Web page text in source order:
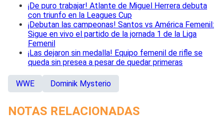
¡De puro trabajar! Atlante de Miguel Herrera debuta
con triunfo en la Leagues Cup
¡Debutan las campeonas! Santos vs América Femenil:
Sigue en vivo el partido de la jornada 1 de la Liga
Femenil
¡Las dejaron sin medalla! Equipo femenil de rifle se
queda sin presea a pesar de quedar primeras
WWE Dominik Mysterio
NOTAS RELACIONADAS